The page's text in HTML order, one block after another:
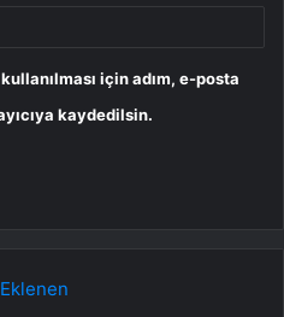
için adım, e-posta
kaydedilsin.